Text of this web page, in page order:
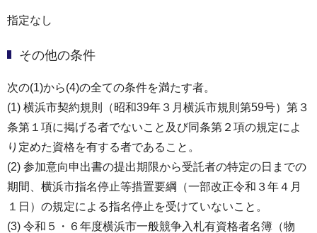
指定なし
その他の条件
次の(1)から(4)の全ての条件を満たす者。
(1) 横浜市契約規則（昭和39年３月横浜市規則第59号）第３
条第１項に掲げる者でないこと及び同条第２項の規定によ
り定めた資格を有する者であること。
(2) 参加意向申出書の提出期限から受託者の特定の日までの
期間、横浜市指名停止等措置要綱（一部改正令和３年４月
１日）の規定による指名停止を受けていないこと。
(3) 令和５・６年度横浜市一般競争入札有資格者名簿（物